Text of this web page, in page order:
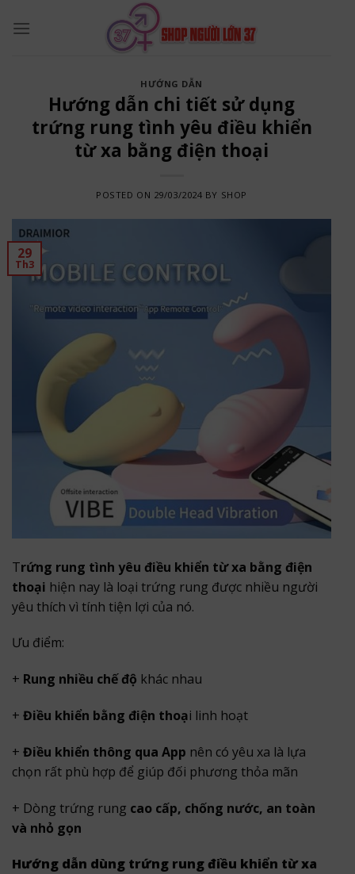
HƯỚNG DẪN
Hướng dẫn chi tiết sử dụng
trứng rung tình yêu điều khiển
từ xa bằng điện thoại
POSTED ON 29/03/2024 BY SHOP
29
Th3
Trứng rung tình yêu điều khiển từ xa bằng điện
thoại hiện nay là loại trứng rung được nhiều người
yêu thích vì tính tiện lợi của nó.
Ưu điểm:
+ Rung nhiều chế độ khác nhau
+ Điều khiển bằng điện thoại linh hoạt
+ Điều khiển thông qua App nên có yêu xa là lựa
chọn rất phù hợp để giúp đối phương thỏa mãn
+ Dòng trứng rung cao cấp, chống nước, an toàn
và nhỏ gọn
Hướng dẫn dùng trứng rung điều khiển từ xa